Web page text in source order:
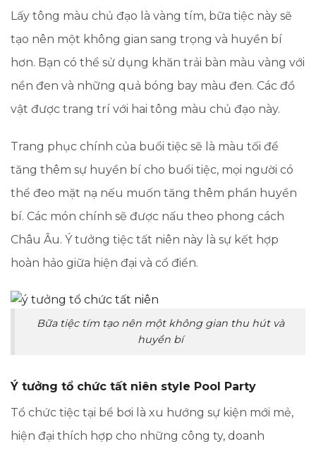
Lấy tông màu chủ đạo là vàng tím, bữa tiệc này sẽ
tạo nên một không gian sang trọng và huyền bí
hơn. Bạn có thể sử dụng khăn trải bàn màu vàng với
nền đen và những quả bóng bay màu đen. Các đồ
vật được trang trí với hai tông màu chủ đạo này.
Trang phục chính của buổi tiệc sẽ là màu tối để
tăng thêm sự huyền bí cho buổi tiệc, mọi người có
thể đeo mặt nạ nếu muốn tăng thêm phần huyền
bí. Các món chính sẽ được nấu theo phong cách
Châu Âu. Ý tưởng tiệc tất niên này là sự kết hợp
hoàn hảo giữa hiện đại và cổ điển.
Bữa tiệc tím tạo nên một không gian thu hút và
huyền bí
Ý tưởng tổ chức tất niên style Pool Party
Tổ chức tiệc tại bể bơi là xu hướng sự kiện mới mẻ,
hiện đại thích hợp cho những công ty, doanh